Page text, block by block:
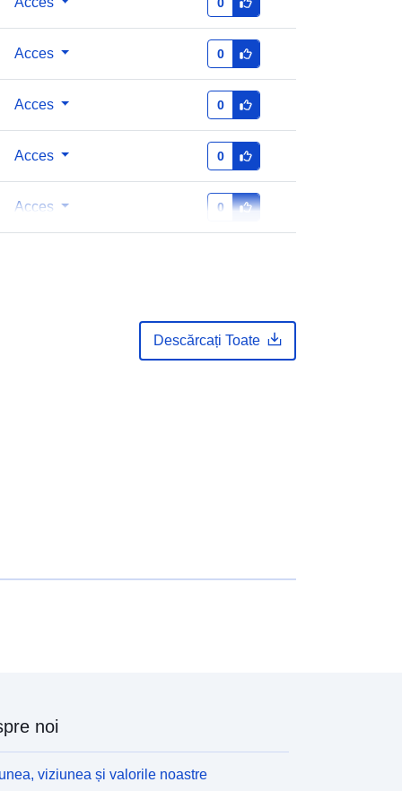
Acces 0
Acces 0
Acces 0
Acces 0
Descărcați Toate
noi
viziunea și valorile noastre